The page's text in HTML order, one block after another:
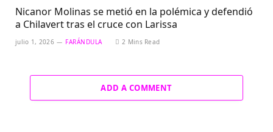
Nicanor Molinas se metió en la polémica y defendió
a Chilavert tras el cruce con Larissa
julio 1, 2026 FARÁNDULA 2 Mins Read
ADD A COMMENT